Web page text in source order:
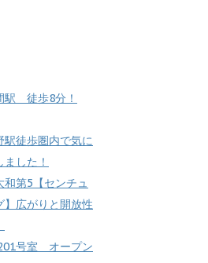
駅 徒歩8分！
駅徒歩圏内で気に
した！
和第5【センチュ
】広がりと開放性
号室 オープン